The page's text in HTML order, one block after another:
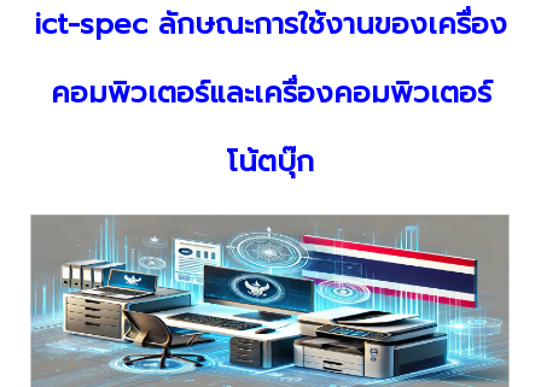
ict-spec ลักษณะการใช้งานของเครื่อง
คอมพิวเตอร์และเครื่องคอมพิวเตอร์
โน้ตบุ๊ก